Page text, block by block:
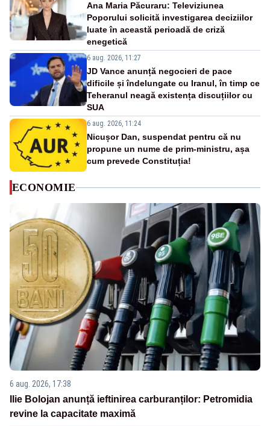
Ana Maria Păcuraru: Televiziunea
Poporului solicită investigarea deciziilor
luate în această perioadă de criză
enegetică
6 aug. 2026, 11:27
JD Vance anunță negocieri de pace
dificile și îndelungate cu Iranul, în timp ce
Teheranul neagă existența discuțiilor cu
SUA
6 aug. 2026, 11:24
Nicușor Dan, suspendat pentru că nu
propune un nume de prim-ministru, așa
cum prevede Constituția!
ECONOMIE
6 aug. 2026, 17:38
Ilie Bolojan anunță ieftinirea carburanților: Petromidia
revine la capacitate maximă